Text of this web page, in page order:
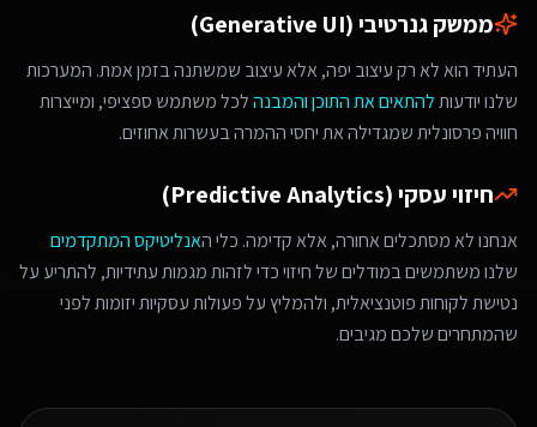
ממשק גנרטיבי (Generative UI)
העתיד הוא לא רק עיצוב יפה, אלא עיצוב שמשתנה בזמן אמת. המערכות
שלנו יודעותלהתאים את התוכן והמבנהלכל משתמש ספציפי, ומייצרות
חוויה פרסונלית שמגדילה את יחסי ההמרה בעשרות אחוזים.
חיזוי עסקי (Predictive Analytics)
אנחנו לא מסתכלים אחורה, אלא קדימה. כלי האנליטיקס המתקדמים
שלנו משתמשים במודלים של חיזוי כדי לזהות מגמות עתידיות, להתריע על
נטישת לקוחות פוטנציאלית, ולהמליץ על פעולות עסקיות יזומות לפני
שהמתחרים שלכם מגיבים.